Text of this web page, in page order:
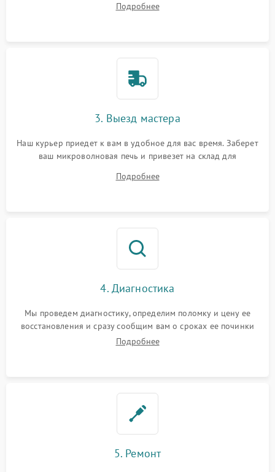
Подробнее
3. Выезд мастера
Наш курьер приедет к вам в удобное для вас время. Заберет
ваш микроволновая печь и привезет на склад для
Подробнее
4. Диагностика
Мы проведем диагностику, определим поломку и цену ее
восстановления и сразу сообщим вам о сроках ее починки
Подробнее
5. Ремонт